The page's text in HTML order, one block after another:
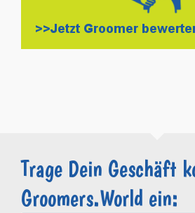
Trage Dein Geschäft
Groomers.World ein: